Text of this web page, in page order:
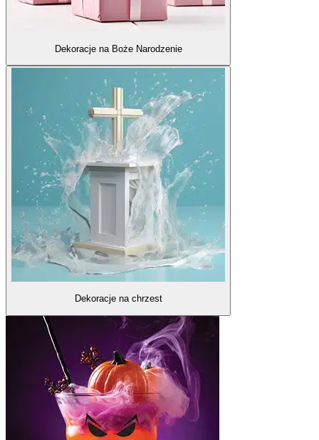
Dekoracje na Boże Narodzenie
Dekoracje na chrzest